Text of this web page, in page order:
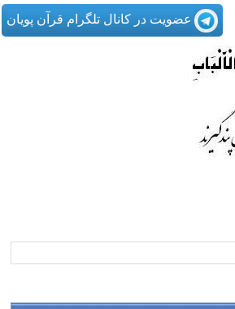
عضویت در کانال تلگرام قرآن پویان